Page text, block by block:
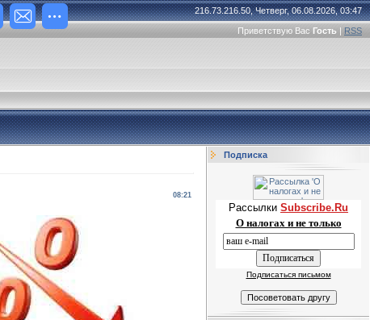
216.73.216.50, Четверг, 06.08.2026, 03:47
Приветствую Вас Гость | RSS
08:21
Подписка
Рассылки Subscribe.Ru
О налогах и не только
Подписаться письмом